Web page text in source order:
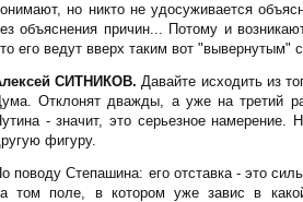
но никто не удосуживается
объяснения причин... Потому и
его ведут вверх таким вот "вывернутым"
СИТНИКОВ. Давайте исходить из
Отклонят дважды, а уже на третий
- значит, это серьезное намерение.
фигуру.
поводу Степашина: его отставка - это
том поле, в котором уже завис в